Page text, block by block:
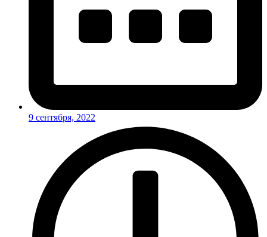
9 сентября, 2022